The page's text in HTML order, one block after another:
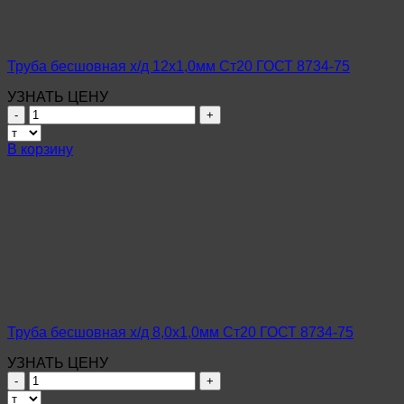
Труба бесшовная х/д 12х1,0мм Ст20 ГОСТ 8734-75
УЗНАТЬ ЦЕНУ
Количество
товара
Труба
бесшовная
В корзину
Труба бесшовная х/д 8,0х1,0мм Ст20 ГОСТ 8734-75
УЗНАТЬ ЦЕНУ
Количество
товара